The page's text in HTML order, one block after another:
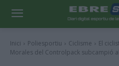
Inici Poliesportiu Ciclisme
El
Morales del Controlpack subcampió